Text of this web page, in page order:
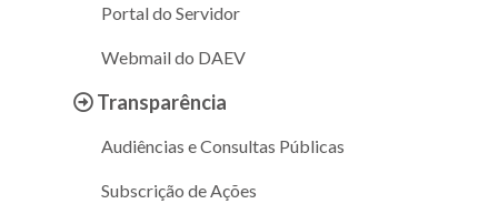
Portal do Servidor
Webmail do DAEV
Transparência
Audiências e Consultas Públicas
Subscrição de Ações